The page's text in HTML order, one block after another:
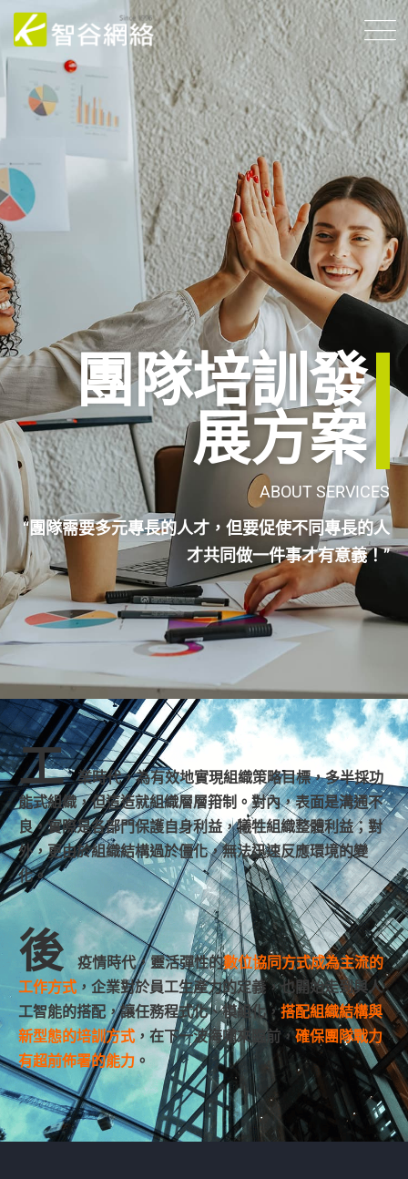
團隊培訓發
展方案
ABOUTSERVICES
“團隊需要多元專長的人才，但要促使不同專長的人
才共同做一件事才有意義！”
工
業時代，為有效地實現組織策略目標，多半採功
能式組織，但這造就組織層層箝制。對內，表面是溝通不
良，實際是各部門保護自身利益，犧牲組織整體利益；對
外，更由於組織結構過於僵化，無法迅速反應環境的變
化。
後 疫情時代，靈活彈性的數位協同方式成為主流的
工作方式 ，企業對於員工生產力的定義，也開始走到與人
工智能的搭配，讓任務程式化、模組化，搭配組織結構與
新型態的培訓方式，在下一波海嘯來臨前，確保團隊戰力
有超前佈署的能力。